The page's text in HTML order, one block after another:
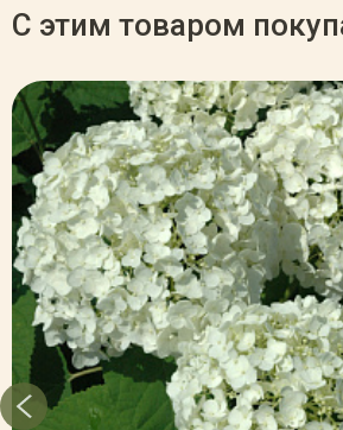
С этим товаром